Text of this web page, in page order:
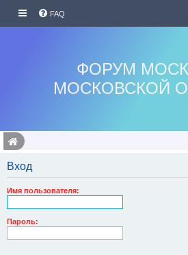
FAQ
ФОРУМ
МОСКОВСКОЙ
Вход
Имя пользователя:
Пароль: